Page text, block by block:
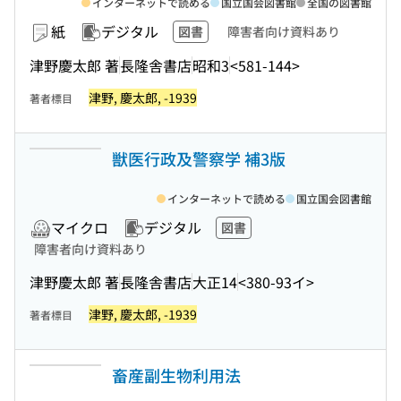
紙 デジタル 図書 障害者向け資料あり
津野慶太郎 著長隆舎書店昭和3<581-144>
著者標目 津野, 慶太郎, -1939
獣医行政及警察学 補3版
マイクロ デジタル
図書
障害者向け資料あり
津野慶太郎 著長隆舎書店大正14<380-93イ>
インターネットで読める 国立国会図書館
著者標目 津野, 慶太郎, -1939
畜産副生物利用法